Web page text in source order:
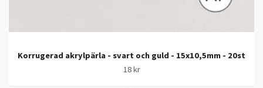
Korrugerad akrylpärla - svart och guld - 15x10,5mm - 20st
18 kr